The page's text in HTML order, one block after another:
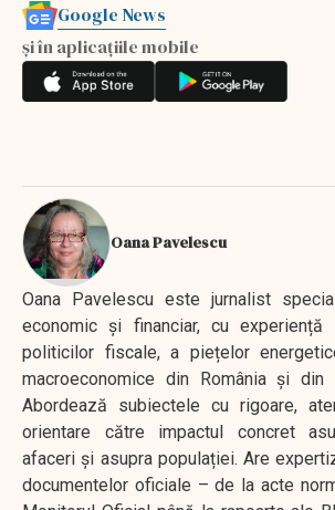
Google News
și în aplicațiile mobile
Oana Pavelescu
Oana Pavelescu este jurnalist
economic și financiar, cu
politicilor fiscale, a piețelor
macroeconomice din România și din
Abordează subiectele cu rigoare,
orientare către impactul concret
afaceri și asupra populației. Are
documentelor oficiale – de la acte